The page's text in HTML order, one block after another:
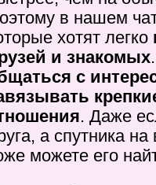
в нашем
хотят легко
и знакомых
с
. Даже
а спутника
можете его